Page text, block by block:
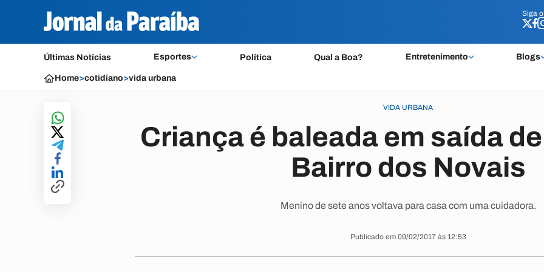
Siga o
Últimas Notícias Esportes Política Qual a Boa? Entretenimento Blogs
Siga o
Home>cotidiano>vida urbana
VIDA URBANA
Criança é baleada em saída
Bairro dos Novais
Menino de sete anos voltava para casa com uma cuidadora.
Publicado em 09/02/2017 às 12:53